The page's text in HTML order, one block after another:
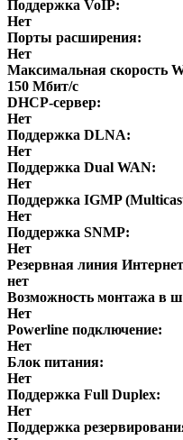
Поддержка VoIP:
Нет
Порты расширения:
Нет
Максимальная скорость
150 Мбит/с
DHCP-сервер:
Нет
Поддержка DLNA:
Нет
Поддержка Dual WAN:
Нет
Поддержка IGMP
Нет
Поддержка SNMP:
Нет
Резервная линия
нет
Возможность монтажа в
Нет
Powerline подключение:
Нет
Блок питания:
Нет
Поддержка Full Duplex:
Нет
Поддержка